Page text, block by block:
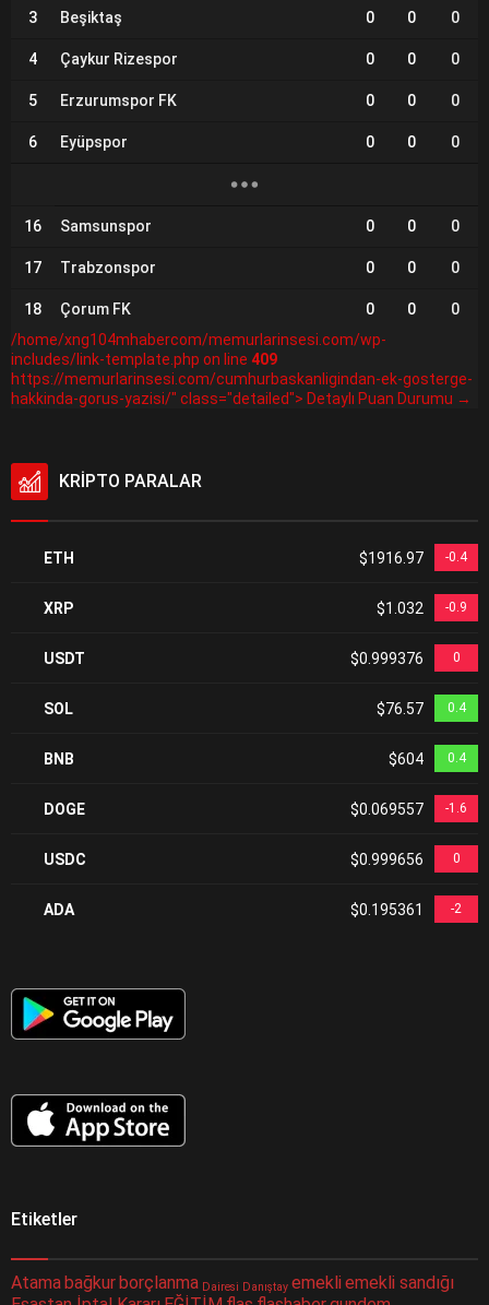
3 Beşiktaş 0 0 0
4 Çaykur Rizespor 0 0 0
5 Erzurumspor FK 0 0 0
6 Eyüpspor 0 0 0
16 Samsunspor 0 0 0
17 Trabzonspor 0 0 0
18 Çorum FK 0 0
0
/home/xng104mhabercom/memurlarinsesi.com/wp-
includes/link-template.php on line 409
https://memurlarinsesi.com/cumhurbaskanligindan-ek-gosterge-
hakkinda-gorus-yazisi/" class="detailed"> Detaylı Puan Durumu →
KRİPTO PARALAR
ETH $1916.97 -0.4
XRP $1.032 -0.9
USDT $0.999376 0
SOL $76.57 0.4
BNB $604 0.4
DOGE $0.069557 -1.6
USDC $0.999656 0
ADA $0.195361 -2
Etiketler
Atamabağkurborçlanma Dairesi Danıştay emekliemekli sandığı